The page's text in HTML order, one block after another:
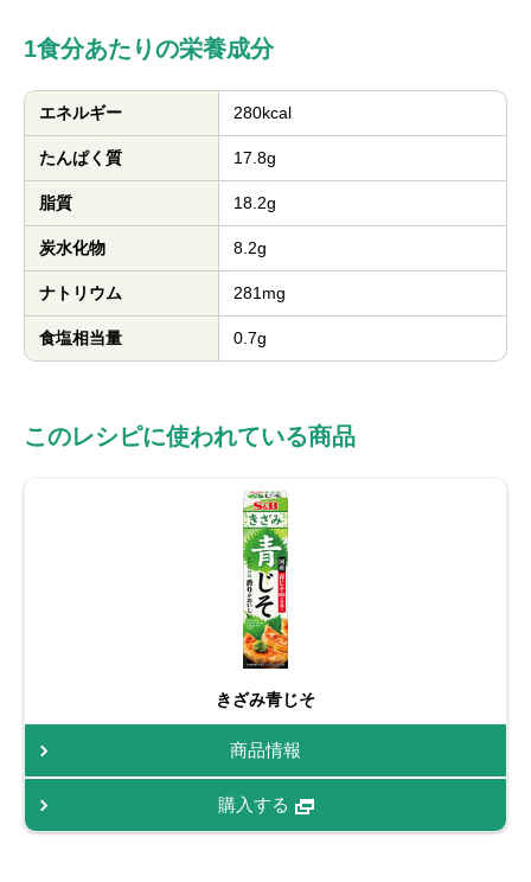
1食分あたりの栄養成分
エネルギー 280kcal
たんぱく質 17.8g
脂質 18.2g
炭水化物 8.2g
ナトリウム 281mg
食塩相当量 0.7g
このレシピに使われている商品
きざみ青じそ
商品情報
購入する